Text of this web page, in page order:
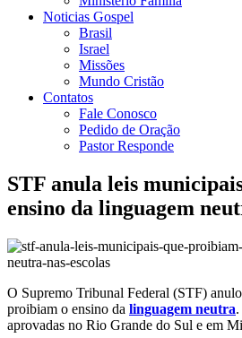
Noticias Gospel
Brasil
Israel
Missões
Mundo Cristão
Contatos
Fale Conosco
Pedido de Oração
Pastor Responde
STF anula leis
ensino da linguagem
O Supremo Tribunal Federal (STF)
proibiam o ensino da linguagem neutra
aprovadas no Rio Grande do Sul e em